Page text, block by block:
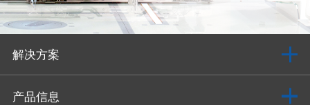
解决方案
产品信息